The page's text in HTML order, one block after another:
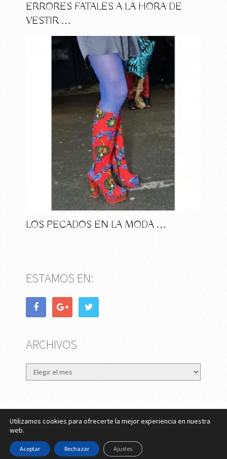
ERRORES FATALES A LA HORA DE
VESTIR …
LOS PECADOS EN LA MODA …
ESTAMOS EN:
ARCHIVOS
Archivos
eMujer.com
Copyright © 2026.
Contactar ||Datos Legales y Privacidad
Cookies
Utilizamos cookies para ofrecerte la mejor experiencia en nuestra
web.
Aceptar Rechazar Ajustes